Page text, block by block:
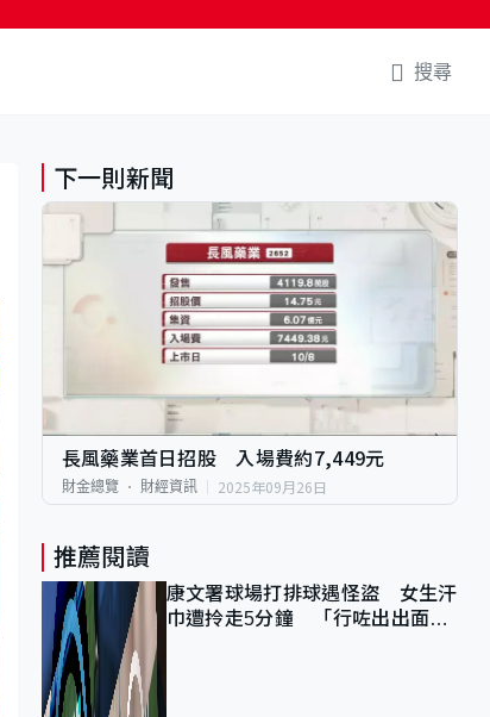
搜尋
下一則新聞
長風藥業首日招股 入場費約7,449元
財金總覽 財經資訊 2025年09月26日
推薦閱讀
康文署球場打排球遇怪盜 女生汗
巾遭拎走5分鐘 「行咗出出面唔